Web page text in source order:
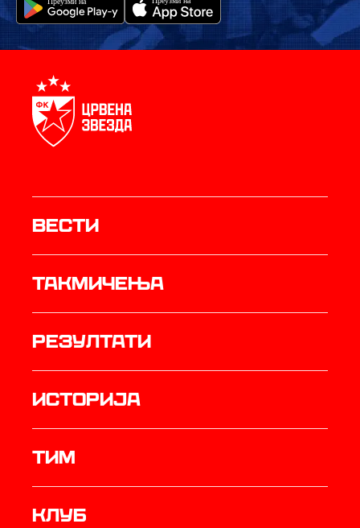
Вести
Такмичења
резултати
историја
ТИМ
Клуб